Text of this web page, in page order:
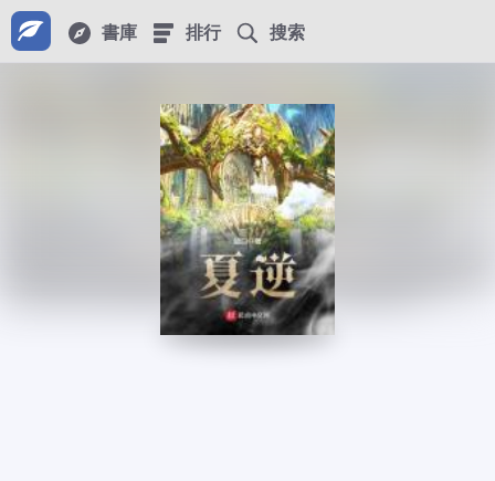
書庫 排行 搜索